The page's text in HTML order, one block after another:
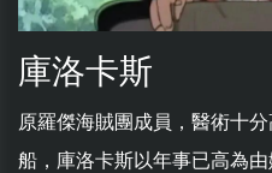
庫洛卡斯
原羅傑海賊團成員，醫術十
船，庫洛卡斯以年事已高為由